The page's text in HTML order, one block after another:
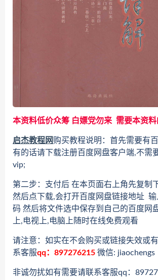
本资料低价众筹 白嫖党勿来 需要本资
启杰教程网购买教程说明：首先需要有
有的话请下载注册百度网盘客户端,不需
vip;
第二步：支付后 在本页面右上角先复制
然后点下载,会打开百度网盘链接地址
码 然后将文件选中保存到自己的百度网
上,电视上,电脑上随时在线免费观看
请注意：如实在不会购买或链接失效或
系客服qq：897276215 微信:
非诚勿扰如有需要请联系客服qq：